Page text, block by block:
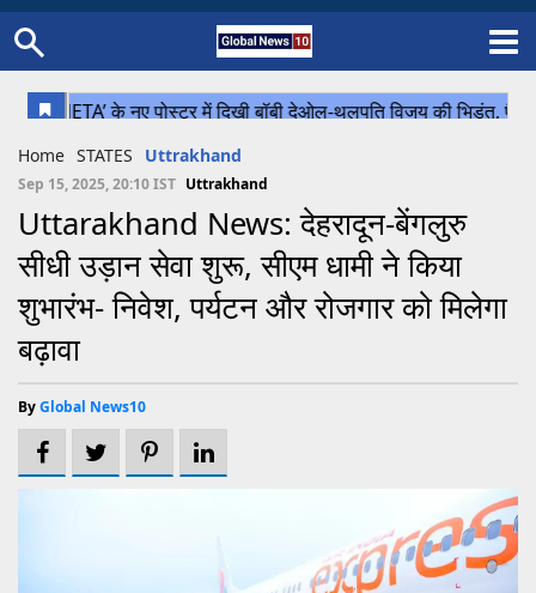
Uttar Pradesh
Chhattisgarh
Bihar
Uttrakhand
Cricket
Football
Home STATES Uttrakhand
Sep 15, 2025, 20:10 IST Uttrakhand
Uttarakhand News: देहरादून-बेंगलुरु
सीधी उड़ान सेवा शुरू, सीएम धामी ने किया
शुभारंभ- निवेश, पर्यटन और रोजगार को मिलेगा
बढ़ावा
ByGlobal News10